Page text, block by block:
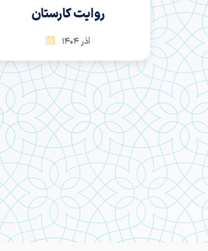
روایت کارستان
آذر 1404